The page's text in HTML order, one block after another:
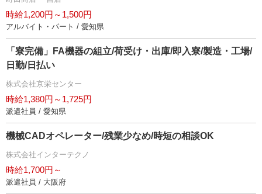
時給1,200円～1,500円
アルバイト・パート / 愛知県
「寮完備」FA機器の組立/荷受け・出庫/即入寮/製造・工場/
日勤/日払い
株式会社京栄センター
時給1,380円～1,725円
派遣社員 / 愛知県
機械CADオペレーター/残業少なめ/時短の相談OK
株式会社インターテクノ
時給1,700円～
派遣社員 / 大阪府